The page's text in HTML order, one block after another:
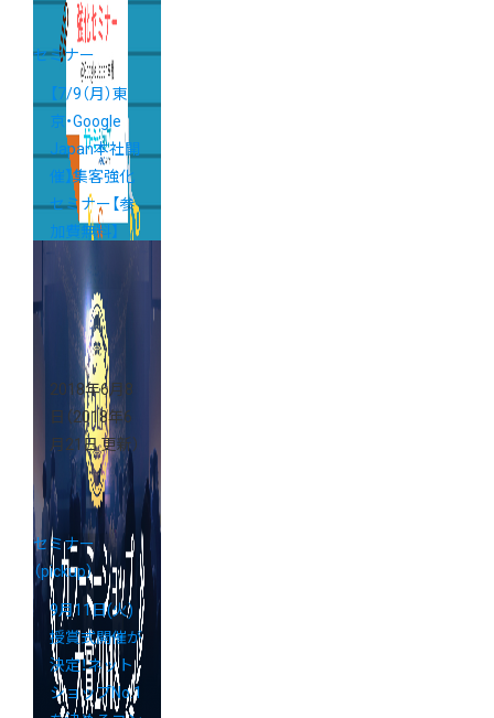
セミナー
【7/9（月）東
京・Google
Japan本社開
催】集客強化
セミナー【参
加費無料】
2018年6月8
日 （2018年6
月21日 更新）
セミナー
（pickup）
9月11日(火)
授賞式開催が
決定！ネット
ショップNo.1